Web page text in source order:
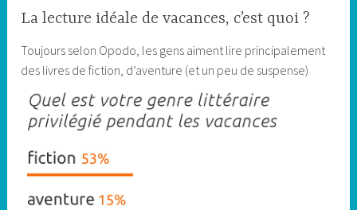
La lecture idéale de vacances, c’est quoi ?
Toujours selon Opodo, les gens aiment lire principalement
des livres de fiction, d’aventure (et un peu de suspense)